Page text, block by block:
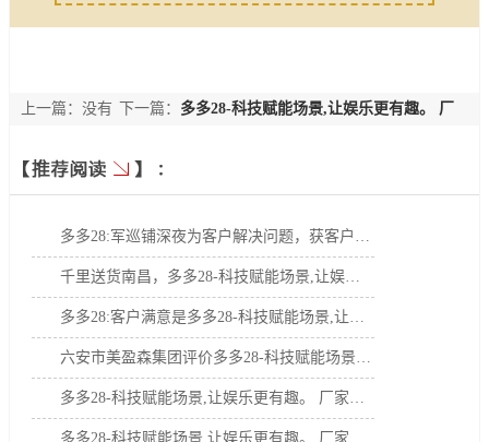
下一篇： 多多28-科技赋能场景,让娱乐更有趣。 厂
上一篇：没有
多多28:军巡铺深夜为客户解决问题，获客户实在评价
千里送货南昌，多多28-科技赋能场景,让娱乐更有趣。 厂家获客户点赞
多多28:客户满意是多多28-科技赋能场景,让娱乐更有趣。 厂家的基本标准之一
六安市美盈森集团评价多多28-科技赋能场景,让娱乐更有趣。 效果好
多多28-科技赋能场景,让娱乐更有趣。 厂家为客户把关，想客户未想